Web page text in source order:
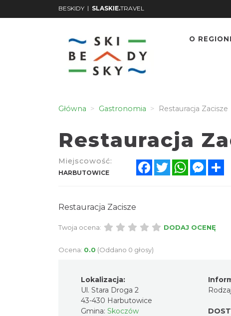
BESKIDY | SLASKIE.TRAVEL
O
Główna Gastronomia Restauracja Zacisze
Restauracja
Miejscowość:
HARBUTOWICE
FacebookTwitterWhatsApp
Restauracja Zacisze
Twoja ocena: DODAJ OCENĘ
Ocena: 0.0 (Oddano 0 głosy)
Lokalizacja:
Ul. Stara Droga 2
43-430 Harbutowice
Gmina: Skoczów